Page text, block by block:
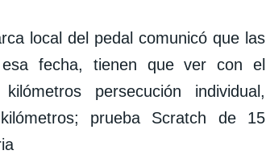
local del pedal comunicó que las
fecha, tienen que ver con el
persecución individual,
prueba Scratch de 15